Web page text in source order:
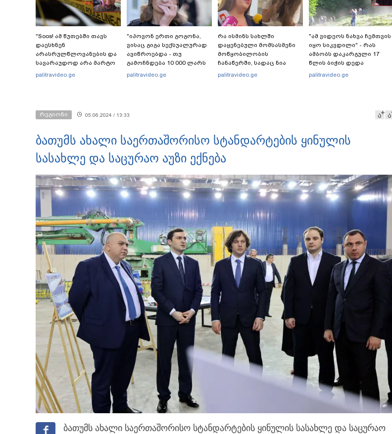
"Soos! ამ წუთებში თავს
დაესხნენ
არასრულწლოვანების და
სავარაუდოდ არა მარტო
არასრულწლოვანების
palitravideo.ge
"იპოვონ ერთი გოგონა,
ვისაც გიგა სექსუალურად
ავიწროებდა - თუ
გამოჩნდება 10 000 ლარს
ოფიციალურად,
palitravideo.ge
რა ისმინს სახლში
დაყენებული მომსასმენი
მოწყობილობის
ჩანაწერში, სადაც ნია
იმნაძე მამას ესაუბრება?
palitravideo.ge
"ამ ვიდეოს ნახვა ჩემთვის
იყო სიკვდილი" - რას
ამბობს დაკარგული 17
წლის ბიჭის დედა
ვიდეოკადრებზე, სადაც
palitravideo.ge
რეგიონი 05.06.2024 / 13:33 ა ა
ბათუმს ახალი საერთაშორისო სტანდარტების ყინულის
სასახლე და საცურაო აუზი ექნება
ბათუმს ახალი საერთაშორისო სტანდარტების ყინულის სასახლე და საცურაო